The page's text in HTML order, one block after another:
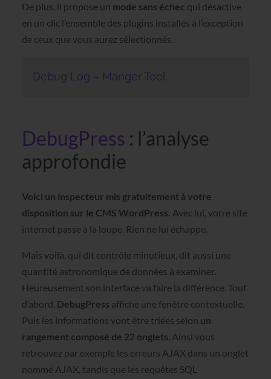
De plus, il propose un mode sans échec qui désactive
en un clic l’ensemble des plugins installés à l’exception
de ceux que vous aurez sélectionnés.
Debug Log – Manger Tool
DebugPress : l’analyse
approfondie
Voici un inspecteur mis gratuitement à votre
disposition sur le CMS WordPress. Avec lui, votre site
internet passe à la loupe. Rien ne lui échappe.
Mais voilà, qui dit contrôle minutieux, dit aussi une
quantité astronomique de données à examiner.
Heureusement son interface va faire la différence. Tout
d’abord, DebugPress affiche une fenêtre contextuelle.
Puis les informations vont être triées selon un
rangement composé de 22 onglets. Ainsi vous
retrouvez par exemple les erreurs AJAX dans un onglet
nommé AJAX, tandis que les requêtes SQL